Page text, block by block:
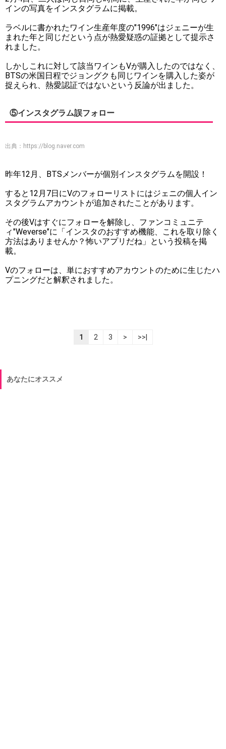
インの写真をインスタグラムに掲載。
ラベルに書かれたワイン生産年度の"1996"はジェニーが生
まれた年と同じだという点が熱愛疑惑の証拠として提示さ
れました。
しかしこれに対して該当ワインもVが購入したのではなく、
BTSの米国日程でジョングクも同じワインを購入した姿が
捉えられ、熱愛認証ではないという反論が出ました。
⑤インスタグラム誤フォロー
出典： https://blog.naver.com
昨年12月、BTSメンバーが個別インスタグラムを開設！
すると12月7日にVのフォローリストにはジェニの個人イン
スタグラムアカウントが追加されたことがあります。
その後Vはすぐにフォローを解除し、ファンコミュニテ
ィ"Weverse"に「インスタのおすすめ機能、これを取り除く
方法はありませんか？怖いアプリだね」という投稿を掲
載。
Vのフォローは、単におすすめアカウントのために生じたハ
プニングだと解釈されました。
1 2 3 > >>|
あなたにオススメ